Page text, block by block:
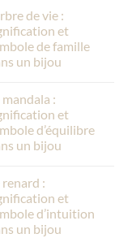
de vie :
et
de famille
un bijou
mandala :
et
d’équilibre
un bijou
renard :
et
d’intuition
un bijou